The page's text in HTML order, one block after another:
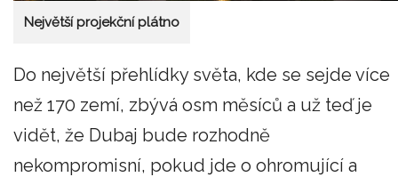
Největší projekční plátno
Do největší přehlídky světa, kde se sejde více
než 170 zemí, zbývá osm měsíců a už teď je
vidět, že Dubaj bude rozhodně
nekompromisní, pokud jde o ohromující a